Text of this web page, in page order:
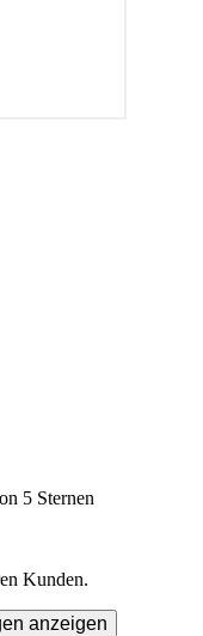
5 Sternen
Kunden.
anzeigen